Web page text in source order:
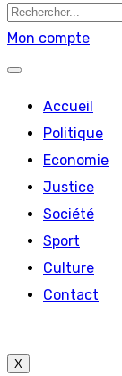
Mon compte
Accueil
Politique
Economie
Justice
Société
Sport
Culture
Contact
X